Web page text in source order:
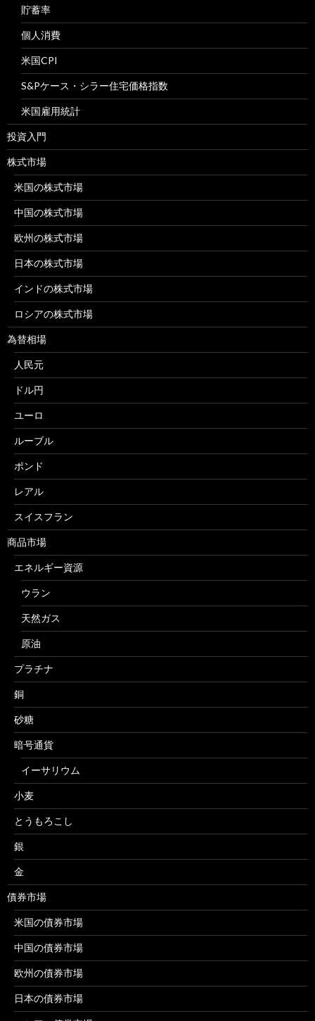
貯蓄率
個人消費
米国CPI
S&Pケース・シラー住宅価格指数
米国雇用統計
投資入門
株式市場
米国の株式市場
中国の株式市場
欧州の株式市場
日本の株式市場
インドの株式市場
ロシアの株式市場
為替相場
人民元
ドル円
ユーロ
ルーブル
ポンド
レアル
スイスフラン
商品市場
エネルギー資源
ウラン
天然ガス
原油
プラチナ
銅
砂糖
暗号通貨
イーサリウム
小麦
とうもろこし
銀
金
債券市場
米国の債券市場
中国の債券市場
欧州の債券市場
日本の債券市場